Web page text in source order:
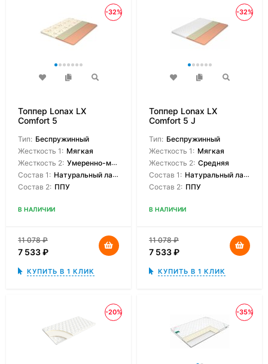
-32%
Топпер Lonax LX
Comfort 5
Тип: Беспружинный
Жесткость 1: Мягкая
Жесткость 2: Умеренно-мягкая
Состав 1: Натуральный латекс
Состав 2: ППУ
В НАЛИЧИИ
11 078₽
7 533₽
КУПИТЬ В 1 КЛИК
-32%
Топпер Lonax LX
Comfort 5 J
Тип: Беспружинный
Жесткость 1: Мягкая
Жесткость 2: Средняя
Состав 1: Натуральный латекс
Состав 2: ППУ
В НАЛИЧИИ
11 078₽
7 533₽
КУПИТЬ В 1 КЛИК
-20% -35%